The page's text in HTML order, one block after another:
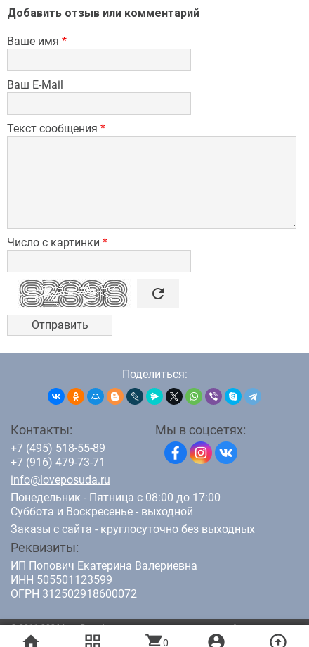
home grid_view shopping_cart0 account_circle arrow_circle_up
Добавить отзыв или комментарий
Ваше имя *
Ваш E-Mail
Текст сообщения *
Число с картинки *
 refresh
Поделиться:
Контакты:
+7 (495) 518-55-89
+7 (916) 479-73-71
info@loveposuda.ru
Понедельник - Пятница с 08:00 до 17:00
Суббота и Воскресенье - выходной
Заказы с сайта - круглосуточно без выходных
Реквизиты:
ИП Попович Екатерина Валериевна
ИНН 505501123599
ОГРН 312502918600072
Мы в соцсетях:
© 2011-2026 LovePosuda.ru - интернет магазин кухонной посуды.
Все права защищены.